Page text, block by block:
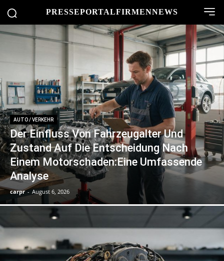
PRESSEPORTALFIRMENNEWS
AUTO / VERKEHR
Der Einfluss Von Fahrzeugalter Und
Zustand Auf Die Entscheidung Nach
Einem Motorschaden:Eine Umfassende
Analyse
carpr - August 6, 2026